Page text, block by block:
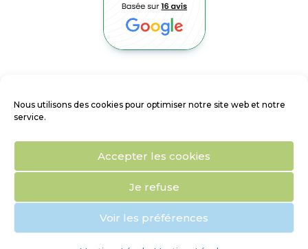
Nous utilisons des cookies pour optimiser notre site web et notre
service.
Accepter les cookies
Je refuse
Voir les préférences
NOUS CONTACTER
PORTAIL CLIENTS
Agence web Cactus Qui Web sur Tourcoing, Lille (Nord) -
Création, refonte et gestion de sites internet Wordpress
vitrine et e-commerce - Communication digitale